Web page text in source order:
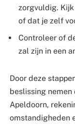
zorgvuldig.
of dat je zelf
Controleer of
zal zijn in een
Door deze
beslissing nemen
Apeldoorn,
omstandigheden